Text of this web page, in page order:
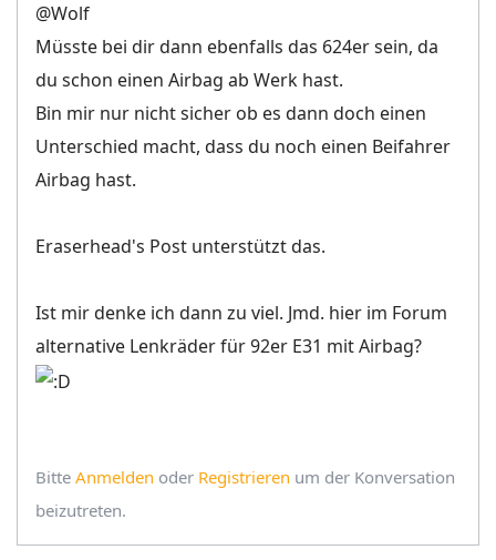
@Wolf
Müsste bei dir dann ebenfalls das 624er sein, da
du schon einen Airbag ab Werk hast.
Bin mir nur nicht sicher ob es dann doch einen
Unterschied macht, dass du noch einen Beifahrer
Airbag hast.
Eraserhead's Post unterstützt das.
Ist mir denke ich dann zu viel. Jmd. hier im Forum
alternative Lenkräder für 92er E31 mit Airbag?
Bitte Anmelden oder Registrieren um der Konversation
beizutreten.